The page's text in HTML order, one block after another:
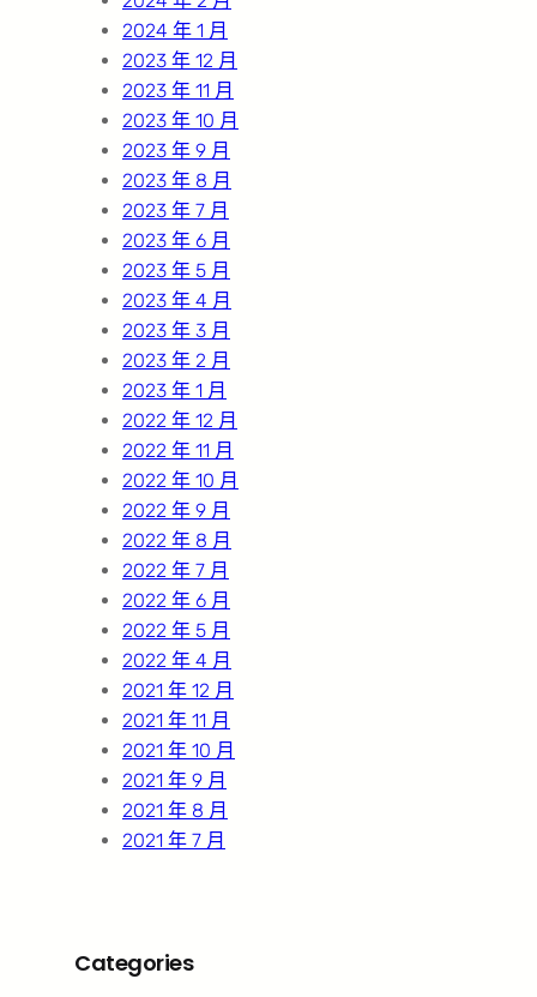
2024 年 1 月
2023 年 12 月
2023 年 11 月
2023 年 10 月
2023 年 9 月
2023 年 8 月
2023 年 7 月
2023 年 6 月
2023 年 5 月
2023 年 4 月
2023 年 3 月
2023 年 2 月
2023 年 1 月
2022 年 12 月
2022 年 11 月
2022 年 10 月
2022 年 9 月
2022 年 8 月
2022 年 7 月
2022 年 6 月
2022 年 5 月
2022 年 4 月
2021 年 12 月
2021 年 11 月
2021 年 10 月
2021 年 9 月
2021 年 8 月
2021 年 7 月
Categories